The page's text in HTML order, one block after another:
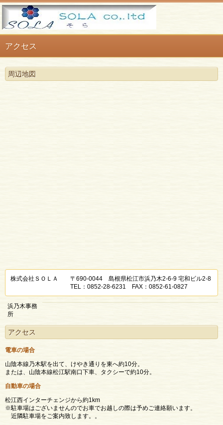
アクセス
周辺地図
株式会社ＳＯＬＡ 〒690-0044 島根県松江市浜乃木2-6-9 宅和ビル2-8
TEL：0852-28-6231 FAX：0852-61-0827
浜乃木事務
所
アクセス
電車の場合
山陰本線乃木駅を出て、けやき通りを東へ約10分。
または、山陰本線松江駅南口下車、タクシーで約10分。
自動車の場合
松江西インターチェンジから約1km
※駐車場はございませんのでお車でお越しの際は予めご連絡願います。
近隣駐車場をご案内致します。。